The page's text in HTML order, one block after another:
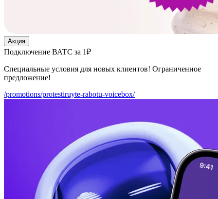
Акция
Подключение ВАТС за 1₽
Специальные условия для новых клиентов! Ограниченное
предложение!
/promotions/protestiruyte-rabotu-voicebox/